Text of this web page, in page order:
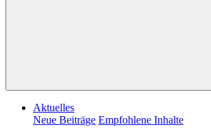
Aktuelles
Neue Beiträge Empfohlene Inhalte